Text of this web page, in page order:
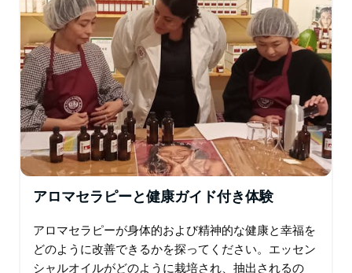
す。
あなたの肌におけるオーガニック成分の利点を発見して
ください。オイルがどのように体内に入るのか、またキ
ャリアがこの侵入をどのように支援するのかを学びまし
ょう。独自のナチュラル オーガニック スキンケア製品
をブレンドする方法に関する技術スキルを習得し、作成
したアイテムと試してみるバリエーションが記載された
レシピ カードを受け取ります。
独自のブレンド製品を作成します。 Sasy n Savy が厳
料、パッケージにより、非常にコスト効率の高い方法で
独自のユニークな製品群を作成できます。エッセンシャ
アロマセラピーと健康ガイド付き体験
アロマセラピーが身体的および精神的な健康と幸福を
どのように改善できるかを探ってください。エッセン
シャルオイルがどのように栽培され、抽出されるの